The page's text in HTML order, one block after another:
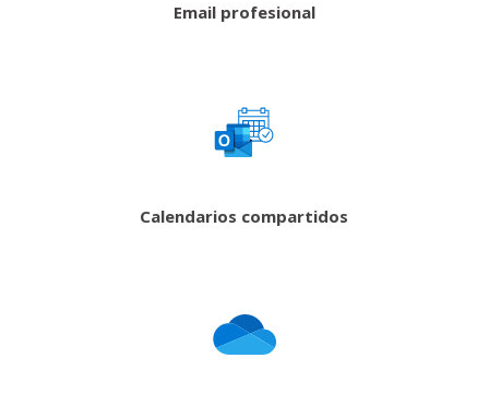
Email profesional
Calendarios compartidos